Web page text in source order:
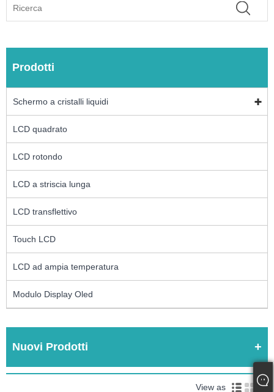
Prodotti
Schermo a cristalli liquidi
LCD quadrato
LCD rotondo
LCD a striscia lunga
LCD transflettivo
Touch LCD
LCD ad ampia temperatura
Modulo Display Oled
Nuovi Prodotti
View as